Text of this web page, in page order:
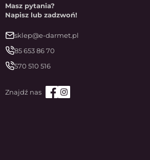
Masz pytania?
Napisz lub zadzwoń!
sklep@e-darmet.pl
85 653 86 70
570 510 516